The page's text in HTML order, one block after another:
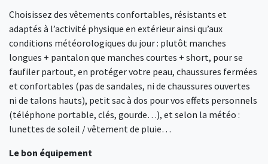
Choisissez des vêtements confortables, résistants et
adaptés à l’activité physique en extérieur ainsi qu’aux
conditions météorologiques du jour : plutôt manches
longues + pantalon que manches courtes + short, pour se
faufiler partout, en protéger votre peau, chaussures fermées
et confortables (pas de sandales, ni de chaussures ouvertes
ni de talons hauts), petit sac à dos pour vos effets personnels
(téléphone portable, clés, gourde…), et selon la météo :
lunettes de soleil / vêtement de pluie…
Le bon équipement